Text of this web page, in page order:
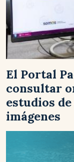
El Portal
consultar
estudios
imágenes